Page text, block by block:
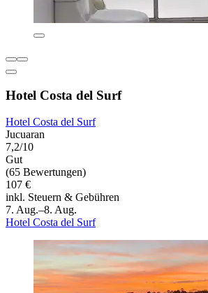
Hotel Costa del Surf
Hotel Costa del Surf
Jucuaran
7,2/10
Gut
(65 Bewertungen)
107 €
inkl. Steuern & Gebühren
7. Aug.–8. Aug.
Hotel Costa del Surf